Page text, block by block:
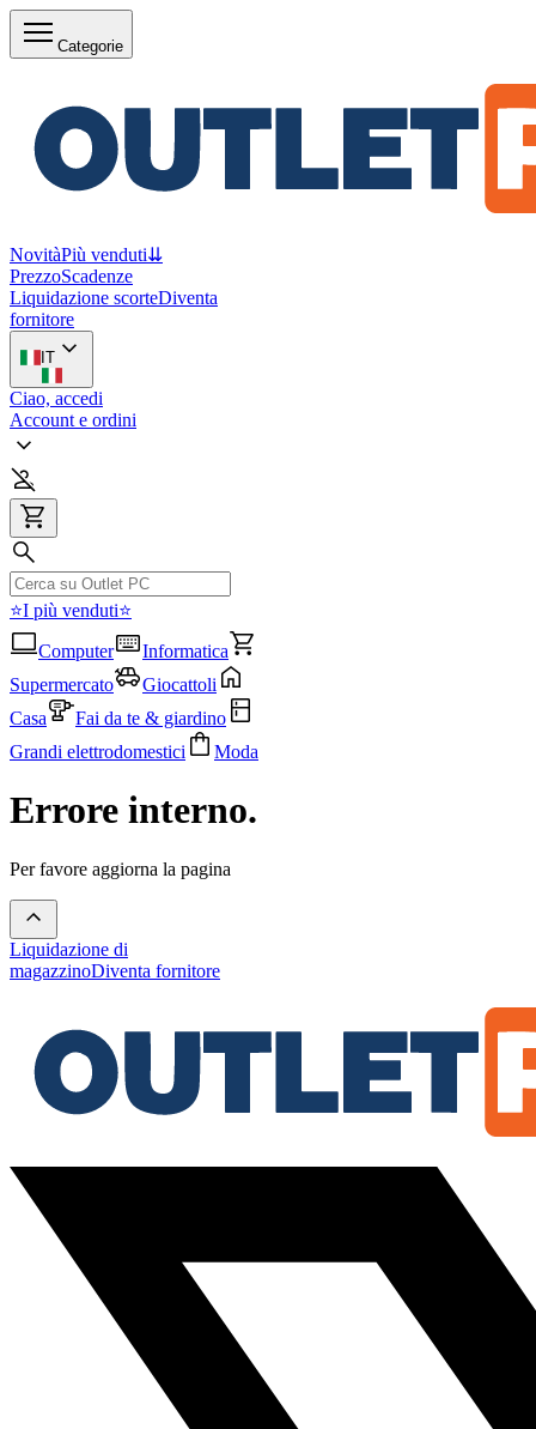
Categorie
NovitàPiù venduti⇊
PrezzoScadenze
Liquidazione scorteDiventa
fornitore
IT
Ciao, accedi
Account e ordini
⭐I più venduti⭐
Computer
Informatica
Supermercato
Giocattoli
Casa
Fai da te & giardino
Grandi elettrodomestici
Moda
Errore interno.
Per favore aggiorna la pagina
Liquidazione di
magazzinoDiventa fornitore